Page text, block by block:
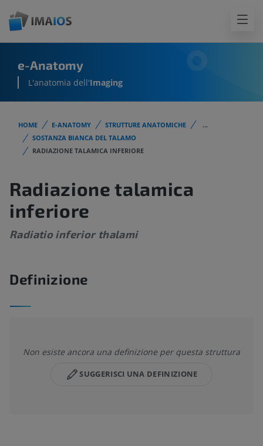
e-Anatomy
L'anatomia dell'Imaging
HOME E-ANATOMY STRUTTURE ANATOMICHE
...
SOSTANZA BIANCA DEL TALAMO
RADIAZIONE TALAMICA INFERIORE
Radiazione talamica
inferiore
Radiatio inferior thalami
Definizione
Non esiste ancora una definizione per questa struttura
SUGGERISCI UNA DEFINIZIONE